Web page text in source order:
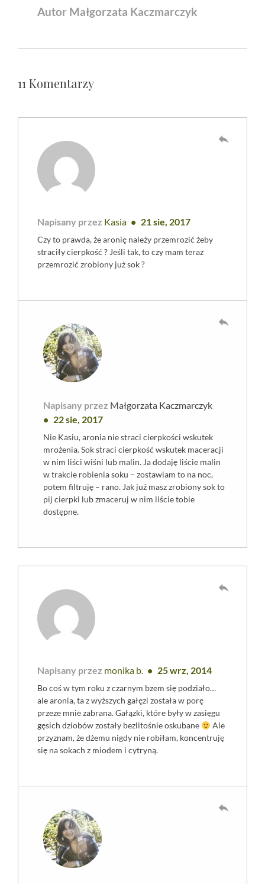
Autor Małgorzata Kaczmarczyk
11 Komentarzy
Napisany przez Kasia 21 sie, 2017
Czy to prawda, że aronię należy przemrozić żeby
straciły cierpkość ? Jeśli tak, to czy mam teraz
przemrozić zrobiony już sok ?
reply
Napisany przez Małgorzata Kaczmarczyk
22 sie, 2017
Nie Kasiu, aronia nie straci cierpkości wskutek
mrożenia. Sok straci cierpkość wskutek maceracji
w nim liści wiśni lub malin. Ja dodaję liście malin
w trakcie robienia soku – zostawiam to na noc,
potem filtruję – rano. Jak już masz zrobiony sok to
pij cierpki lub zmaceruj w nim liście tobie
dostępne.
reply
Napisany przez monika b. 25 wrz, 2014
Bo coś w tym roku z czarnym bzem się podziało…
ale aronia, ta z wyższych gałęzi została w porę
przeze mnie zabrana. Gałązki, które były w zasięgu
gęsich dziobów zostały bezlitośnie oskubane
Ale
przyznam, że dżemu nigdy nie robiłam, koncentruję
się na sokach z miodem i cytryną.
reply
reply